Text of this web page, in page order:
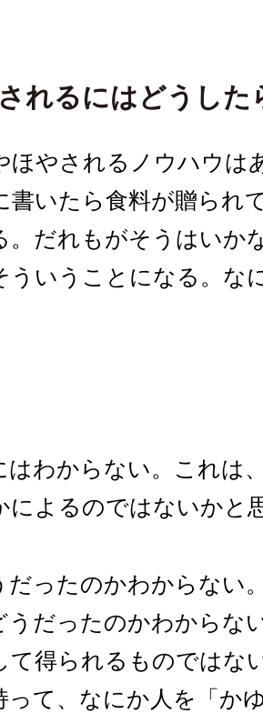
れるにはどうした
ほやされるノウハウは
書いたら食料が贈られ
。だれもがそうはいか
ういうことになる。な
はわからない。これは
によるのではないかと
だったのかわからない
うだったのかわからな
て得られるものではな
って、なにか人を「か